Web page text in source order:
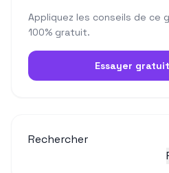
Appliquez les conseils de ce
100% gratuit.
Essayer
Rechercher